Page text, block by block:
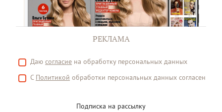
РЕКЛАМА
Даю согласие на обработку персональных данных
С Политикой обработки персональных данных согласен
Подписка на рассылку